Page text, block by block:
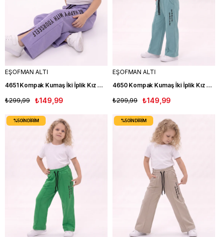
EŞOFMAN ALTI
4651 Kompak Kumaş İki İplik Kız Çocuk Eşofman Altı MOR
₺149,99
₺299,99
EŞOFMAN ALTI
4650 Kompak Kumaş İki İplik Kız Çocuk Eşofman Altı TRK
₺149,99
₺299,99
%50İNDIRIM %50İNDIRIM